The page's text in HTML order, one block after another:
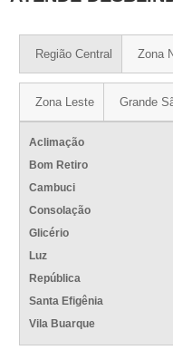
Região Central Zona
Zona Leste Grande
Aclimação
Bom Retiro
Cambuci
Consolação
Glicério
Luz
República
Santa Efigênia
Vila Buarque